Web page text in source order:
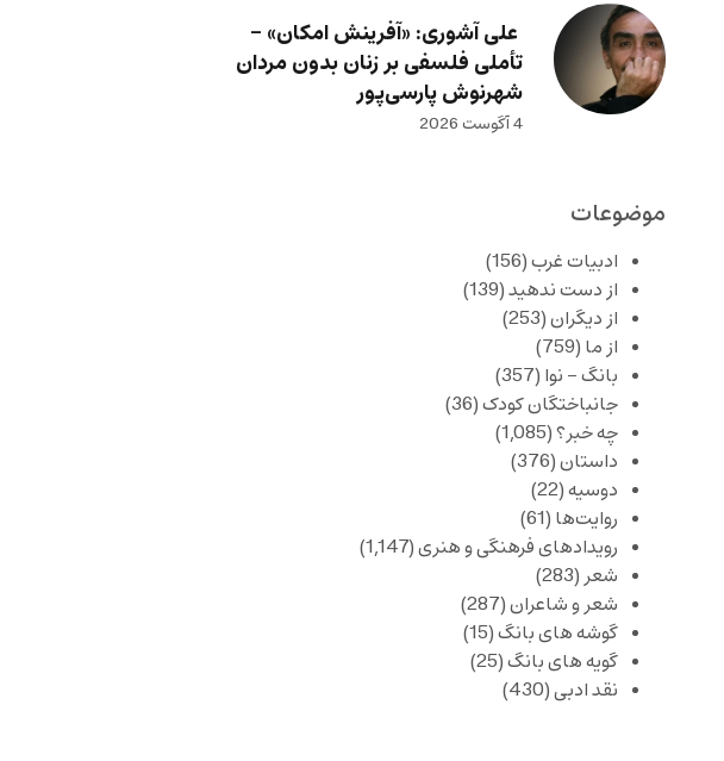
علی آشوری: «آفرینش امکان» –
تأملی فلسفی بر زنان بدون مردان
شهرنوش پارسی‌پور
4 آگوست 2026
موضوعات
ادبیات غرب(156)
از دست ندهید(139)
از دیگران(253)
از ما (759)
بانگ – نوا (357)
جانباختگان کودک(36)
چه خبر؟(1,085)
داستان(376)
دوسیه(22)
روایت‌ها (61)
رویدادهای فرهنگی و هنری(1,147)
شعر (283)
شعر و شاعران(287)
گوشه های بانگ(15)
گویه های بانگ(25)
نقد ادبی(430)